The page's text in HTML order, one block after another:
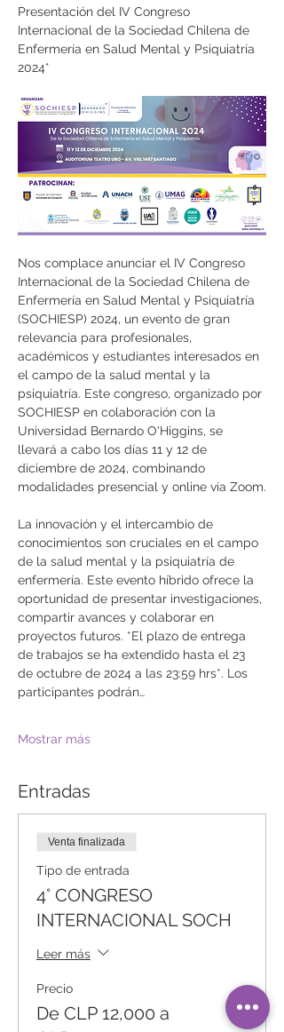
Presentación del IV Congreso
Internacional de la Sociedad Chilena de
Enfermería en Salud Mental y Psiquiatría
2024*
Nos complace anunciar el IV Congreso
Internacional de la Sociedad Chilena de
Enfermería en Salud Mental y Psiquiatría
(SOCHIESP) 2024, un evento de gran
relevancia para profesionales,
académicos y estudiantes interesados en
el campo de la salud mental y la
psiquiatría. Este congreso, organizado por
SOCHIESP en colaboración con la
Universidad Bernardo O'Higgins, se
llevará a cabo los días 11 y 12 de
diciembre de 2024, combinando
modalidades presencial y online vía Zoom.
La innovación y el intercambio de
conocimientos son cruciales en el campo
de la salud mental y la psiquiatría de
enfermería. Este evento híbrido ofrece la
oportunidad de presentar investigaciones,
compartir avances y colaborar en
proyectos futuros. *El plazo de entrega
de trabajos se ha extendido hasta el 23
de octubre de 2024 a las 23:59 hrs*. Los
participantes podrán…
Mostrar más
Entradas
Venta finalizada
Tipo de entrada
4° CONGRESO
INTERNACIONAL SOCH
Leer más
Precio
De CLP 12,000 a